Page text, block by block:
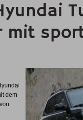
mit
dem